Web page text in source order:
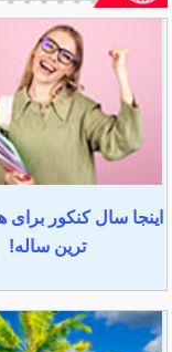
اینجا سال کنکور
ترین ساله!